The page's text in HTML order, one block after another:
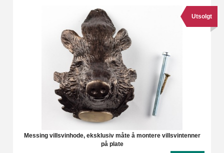
Messing villsvinhode, eksklusiv måte å montere villsvintenner
på plate
Utsolgt